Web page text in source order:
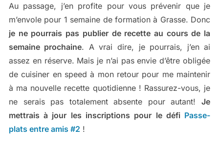
Au passage, j’en profite pour vous prévenir que je
m’envole pour 1 semaine de formation à Grasse. Donc
je ne pourrais pas publier de recette au cours de la
semaine prochaine. A vrai dire, je pourrais, j’en ai
assez en réserve. Mais je n’ai pas envie d’être obligée
de cuisiner en speed à mon retour pour me maintenir
à ma nouvelle recette quotidienne ! Rassurez-vous, je
ne serais pas totalement absente pour autant!Je
mettrais à jour les inscriptions pour le défi Passe-
plats entre amis #2 !